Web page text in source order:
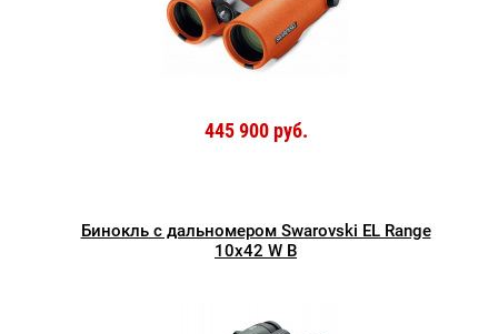
445 900 руб.
Бинокль с дальномером Swarovski EL Range
10x42 W B